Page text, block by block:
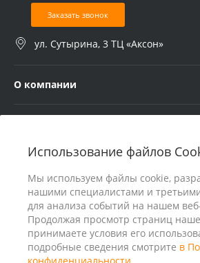
Использование файлов
Мы используем файлы cookie,
нашими специалистами и
для анализа событий на нашем
Продолжая просмотр страниц
принимаете условия его
подробные сведения смотрите в
Заказать звонок
ул. Сутырина, 3 ТЦ «Аксон»
О компании